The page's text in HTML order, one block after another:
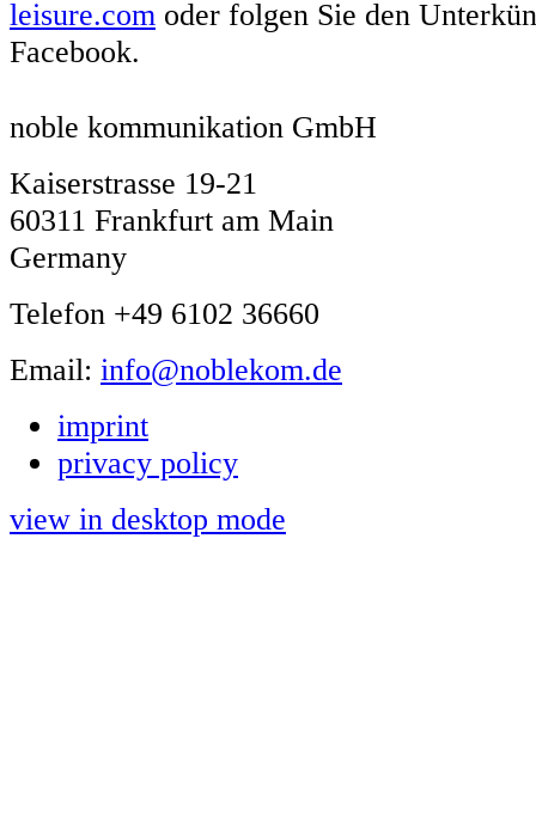
leisure.com oder folgen Sie den
Facebook.
noble kommunikation GmbH
Kaiserstrasse 19-21
60311 Frankfurt am Main
Germany
Telefon +49 6102 36660
Email: info@noblekom.de
imprint
privacy policy
view in desktop mode